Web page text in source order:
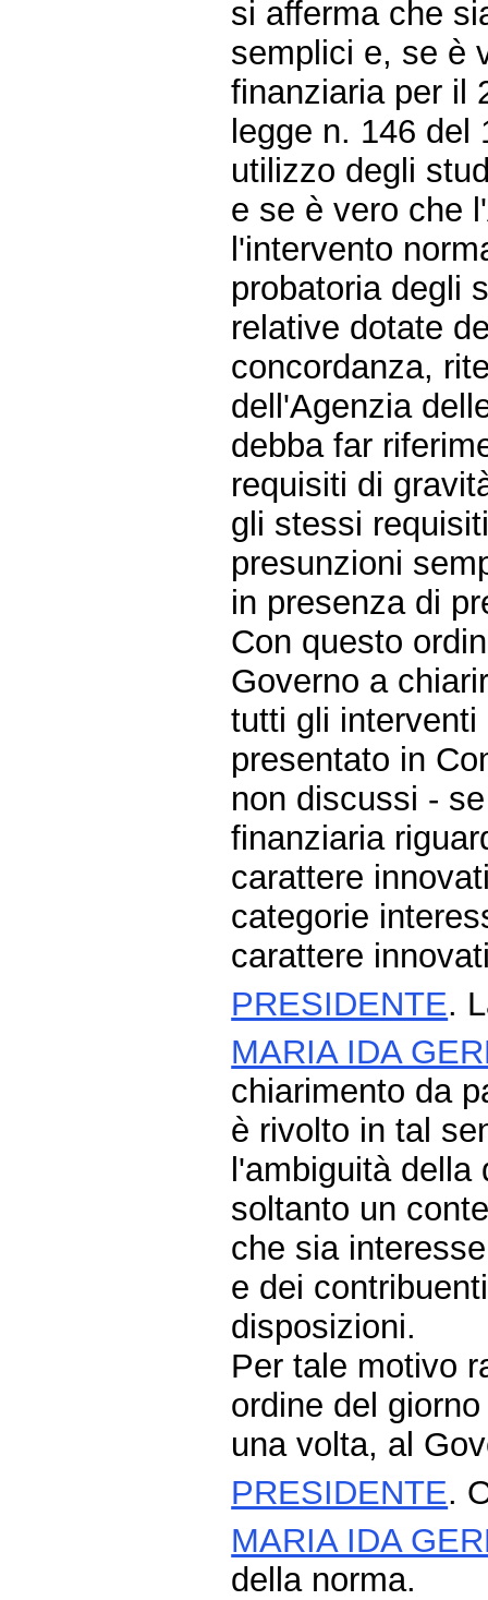
si afferma che
semplici e, se è
finanziaria per il
legge n. 146
utilizzo degli
e se è vero che
l'intervento
probatoria degli
relative dotate
concordanza,
dell'Agenzia
debba far
requisiti di
gli stessi
presunzioni
in presenza di
Con questo
Governo a
tutti gli
presentato in
non discussi -
finanziaria
carattere
categorie
carattere
PRESIDENTE.
MARIA IDA
chiarimento da
è rivolto in tal
l'ambiguità
soltanto un
che sia
e dei
disposizioni.
Per tale motivo
ordine del
una volta, al
PRESIDENTE.
MARIA IDA
della norma.